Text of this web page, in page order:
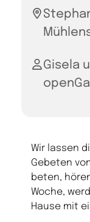
Gisela
Wir lassen
Gebeten
beten,
Woche,
Hause mit